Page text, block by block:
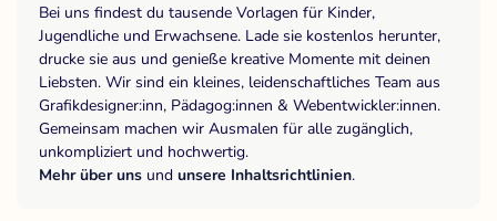
Bei uns findest du tausende Vorlagen für Kinder,
Jugendliche und Erwachsene. Lade sie kostenlos herunter,
drucke sie aus und genieße kreative Momente mit deinen
Liebsten. Wir sind ein kleines, leidenschaftliches Team aus
Grafikdesigner:inn, Pädagog:innen & Webentwickler:innen.
Gemeinsam machen wir Ausmalen für alle zugänglich,
unkompliziert und hochwertig.
Mehr über uns und unsere Inhaltsrichtlinien.